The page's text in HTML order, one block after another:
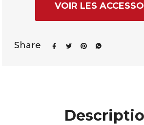
VOIR LES
Share